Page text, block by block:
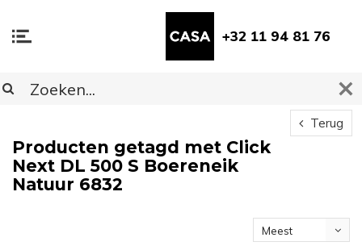
+32 11 94 81 76
Terug
Producten getagd met Click
Next DL 500 S Boereneik
Natuur 6832
Meest